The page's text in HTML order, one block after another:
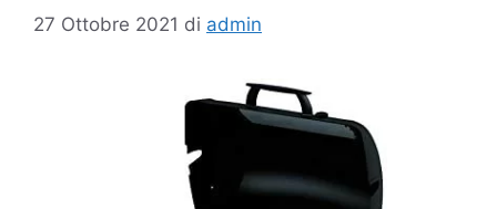
27 Ottobre 2021 di admin